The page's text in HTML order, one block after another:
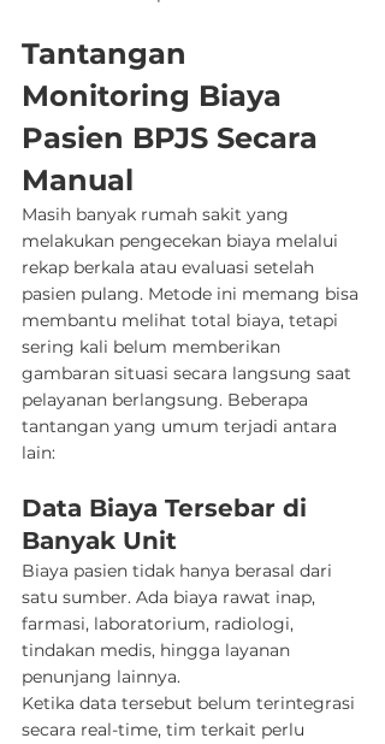
Tantangan
Monitoring Biaya
Pasien BPJS Secara
Manual
Masih banyak rumah sakit yang
melakukan pengecekan biaya melalui
rekap berkala atau evaluasi setelah
pasien pulang. Metode ini memang bisa
membantu melihat total biaya, tetapi
sering kali belum memberikan
gambaran situasi secara langsung saat
pelayanan berlangsung. Beberapa
tantangan yang umum terjadi antara
lain:
Data Biaya Tersebar di
Banyak Unit
Biaya pasien tidak hanya berasal dari
satu sumber. Ada biaya rawat inap,
farmasi, laboratorium, radiologi,
tindakan medis, hingga layanan
penunjang lainnya.
Ketika data tersebut belum terintegrasi
secara real-time, tim terkait perlu